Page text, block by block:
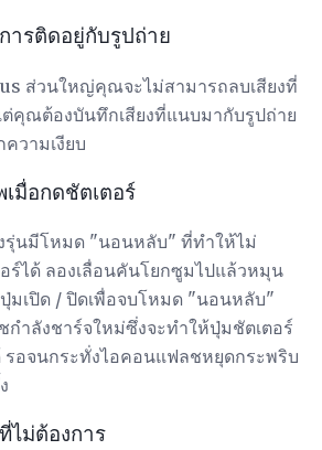
ารติดอยู่กับรูปถ่าย
ส่วนใหญ่คุณจะไม่สามารถลบเสียงที่
ต่คุณต้องบันทึกเสียงที่แนบมากับรูปถ่าย
วามเงียบ
มื่อกดชัตเตอร์
รุ่นมีโหมด "นอนหลับ" ที่ทำให้ไม่
ร์ได้ ลองเลื่อนคันโยกซูมไปแล้วหมุน
มเปิด / ปิดเพื่อจบโหมด "นอนหลับ"
กำลังชาร์จใหม่ซึ่งจะทำให้ปุ่มชัตเตอร์
รอจนกระทั่งไอคอนแฟลชหยุดกระพริบ
ไม่ต้องการ